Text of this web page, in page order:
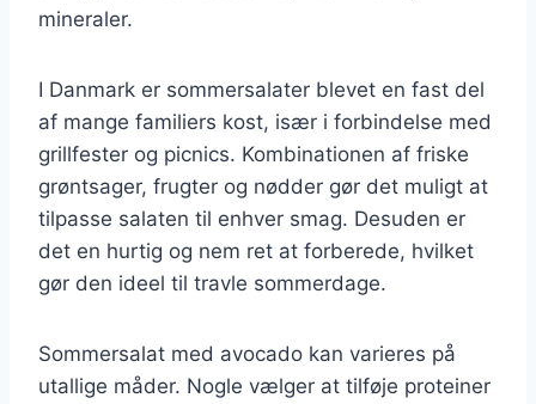
mineraler.
I Danmark er sommersalater blevet en fast del
af mange familiers kost, især i forbindelse med
grillfester og picnics. Kombinationen af friske
grøntsager, frugter og nødder gør det muligt at
tilpasse salaten til enhver smag. Desuden er
det en hurtig og nem ret at forberede, hvilket
gør den ideel til travle sommerdage.
Sommersalat med avocado kan varieres på
utallige måder. Nogle vælger at tilføje proteiner